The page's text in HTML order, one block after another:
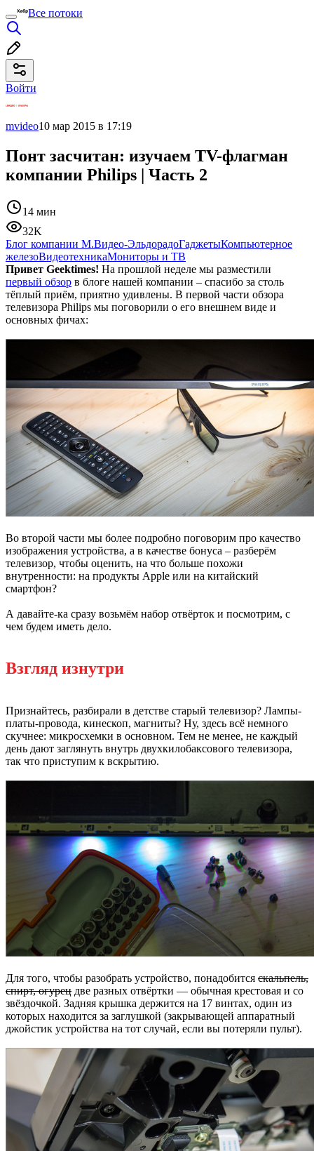
Все потоки
Войти
mvideo10 мар 2015 в 17:19
Понт засчитан: изучаем TV-флагман
компании Philips | Часть 2
14 мин
32K
Блог компании М.Видео-ЭльдорадоГаджетыКомпьютерное
железоВидеотехникаМониторы и ТВ
Привет Geektimes! На прошлой неделе мы разместили
первый обзор в блоге нашей компании – спасибо за столь
тёплый приём, приятно удивлены. В первой части обзора
телевизора Philips мы поговорили о его внешнем виде и
основных фичах:
Во второй части мы более подробно поговорим про качество
изображения устройства, а в качестве бонуса – разберём
телевизор, чтобы оценить, на что больше похожи
внутренности: на продукты Apple или на китайский
смартфон?
А давайте-ка сразу возьмём набор отвёрток и посмотрим, с
чем будем иметь дело.
Взгляд изнутри
Признайтесь, разбирали в детстве старый телевизор? Лампы-
платы-провода, кинескоп, магниты? Ну, здесь всё немного
скучнее: микросхемки в основном. Тем не менее, не каждый
день дают заглянуть внутрь двухкилобаксового телевизора,
так что приступим к вскрытию.
Для того, чтобы разобрать устройство, понадобится скальпель,
спирт, огурец две разных отвёртки — обычная крестовая и со
звёздочкой. Задняя крышка держится на 17 винтах, один из
которых находится за заглушкой (закрывающей аппаратный
джойстик устройства на тот случай, если вы потеряли пульт).